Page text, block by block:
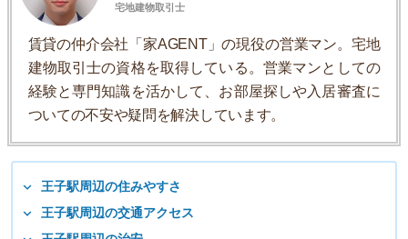
宅地建物取引士
賃貸の仲介会社「家AGENT」の現役の営業マン。宅地
建物取引士の資格を取得している。営業マンとしての
経験と専門知識を活かして、お部屋探しや入居審査に
ついての不安や疑問を解決しています。
王子駅周辺の住みやすさ
王子駅周辺の交通アクセス